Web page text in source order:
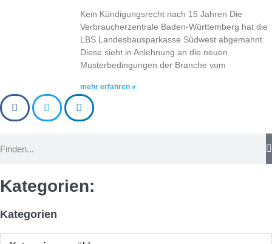
Kein Kündigungsrecht nach 15 Jahren Die
Verbraucherzentrale Baden-Württemberg hat die
LBS Landesbausparkasse Südwest abgemahnt.
Diese sieht in Anlehnung an die neuen
Musterbedingungen der Branche vom
mehr erfahren »
Kategorien:
Kategorien